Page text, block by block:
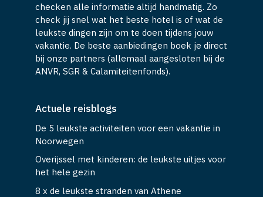
checken alle informatie altijd handmatig. Zo
check jij snel wat het beste hotel is of wat de
leukste dingen zijn om te doen tijdens jouw
vakantie. De beste aanbiedingen boek je direct
bij onze partners (allemaal aangesloten bij de
ANVR, SGR & Calamiteitenfonds).
Actuele reisblogs
De 5 leukste activiteiten voor een vakantie in
Noorwegen
Overijssel met kinderen: de leukste uitjes voor
het hele gezin
8 x de leukste stranden van Athene